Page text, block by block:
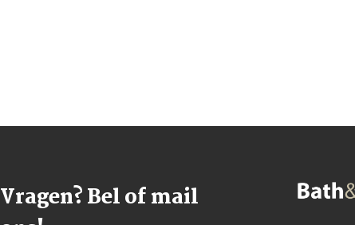
Vragen? Bel of mail